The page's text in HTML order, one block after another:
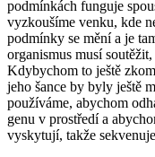
podmínkách funguje
vyzkoušíme venku, kde
podmínky se mění a je
organismus musí
Kdybychom to ještě
jeho šance by byly ještě
používáme, abychom
genu v prostředí a
vyskytují, takže